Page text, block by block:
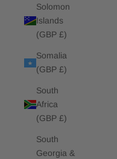
Solomon
Islands
(GBP £)
Somalia
(GBP £)
South
Africa
(GBP £)
South
Georgia &